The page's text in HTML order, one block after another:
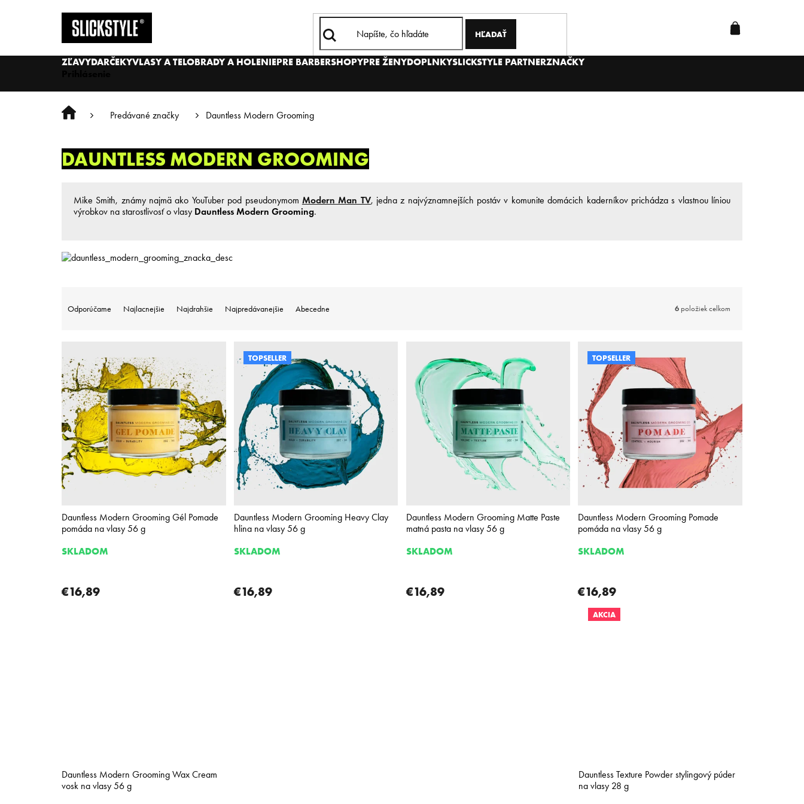
HĽADAŤ
ZĽAVYDARČEKYVLASY A TELOBRADY A HOLENIEPRE BARBERSHOPYPRE ŽENYDOPLNKYSLICKSTYLE PARTNERZNAČKY
Domov Predávané značky Dauntless Modern Grooming
DAUNTLESS MODERN GROOMING
Mike Smith, známy najmä ako YouTuber pod pseudonymom Modern Man TV, jedna z najvýznamnejších postáv v komunite domácich kaderníkov prichádza s vlastnou líniou
výrobkov na starostlivosť o vlasy Dauntless Modern Grooming.
i
e
p
r
o
d
u
k
t
o
v
Odporúčame Najlacnejšie Najdrahšie Najpredávanejšie Abecedne 6 položiek celkom
ý
p
i
s
p
r
o
d
u
k
t
v
Dauntless Modern Grooming Gél Pomade
pomáda na vlasy 56 g
SKLADOM
€16,89
TOPSELLER
Dauntless Modern Grooming Heavy Clay
hlina na vlasy 56 g
SKLADOM
€16,89
Dauntless Modern Grooming Matte Paste
matná pasta na vlasy 56 g
SKLADOM
€16,89
TOPSELLER
Dauntless Modern Grooming Pomade
pomáda na vlasy 56 g
SKLADOM
€16,89
Dauntless Modern Grooming Wax Cream
vosk na vlasy 56 g
AKCIA
Dauntless Texture Powder stylingový púder
na vlasy 28 g